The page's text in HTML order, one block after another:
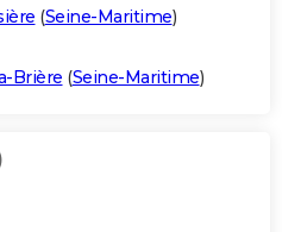
(Seine-Maritime)
Brière (Seine-Maritime)